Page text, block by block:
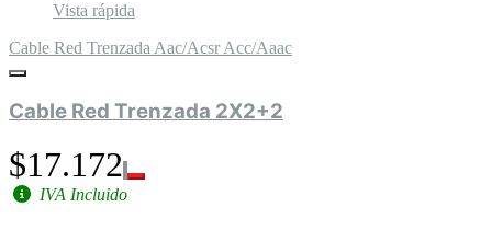
Vista rápida
Cable Red Trenzada Aac/Acsr Acc/Aaac
Cable Red Trenzada 2X2+2
$17.172
IVA Incluido